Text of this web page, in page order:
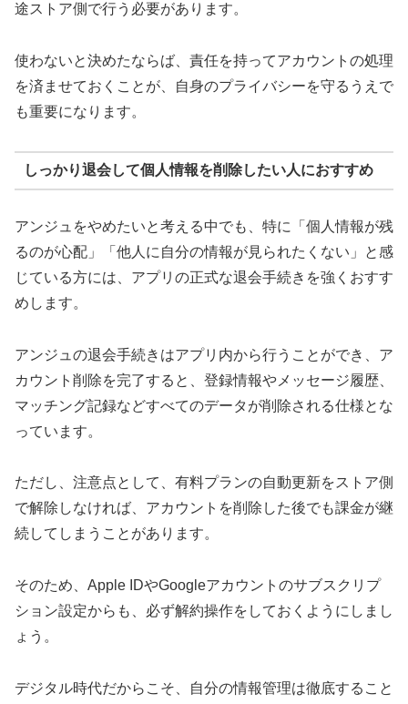
途ストア側で行う必要があります。
使わないと決めたならば、責任を持ってアカウントの処理
を済ませておくことが、自身のプライバシーを守るうえで
も重要になります。
しっかり退会して個人情報を削除したい人におすすめ
アンジュをやめたいと考える中でも、特に「個人情報が残
るのが心配」「他人に自分の情報が見られたくない」と感
じている方には、アプリの正式な退会手続きを強くおすす
めします。
アンジュの退会手続きはアプリ内から行うことができ、ア
カウント削除を完了すると、登録情報やメッセージ履歴、
マッチング記録などすべてのデータが削除される仕様とな
っています。
ただし、注意点として、有料プランの自動更新をストア側
で解除しなければ、アカウントを削除した後でも課金が継
続してしまうことがあります。
そのため、Apple IDやGoogleアカウントのサブスクリプ
ション設定からも、必ず解約操作をしておくようにしまし
ょう。
デジタル時代だからこそ、自分の情報管理は徹底すること